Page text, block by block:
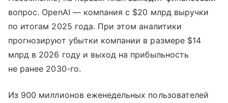
вопрос. OpenAI — компания с $20 млрд выручки
по итогам 2025 года. При этом аналитики
прогнозируют убытки компании в размере $14
млрд в 2026 году и выход на прибыльность
не ранее 2030-го.
Из 900 миллионов еженедельных пользователей